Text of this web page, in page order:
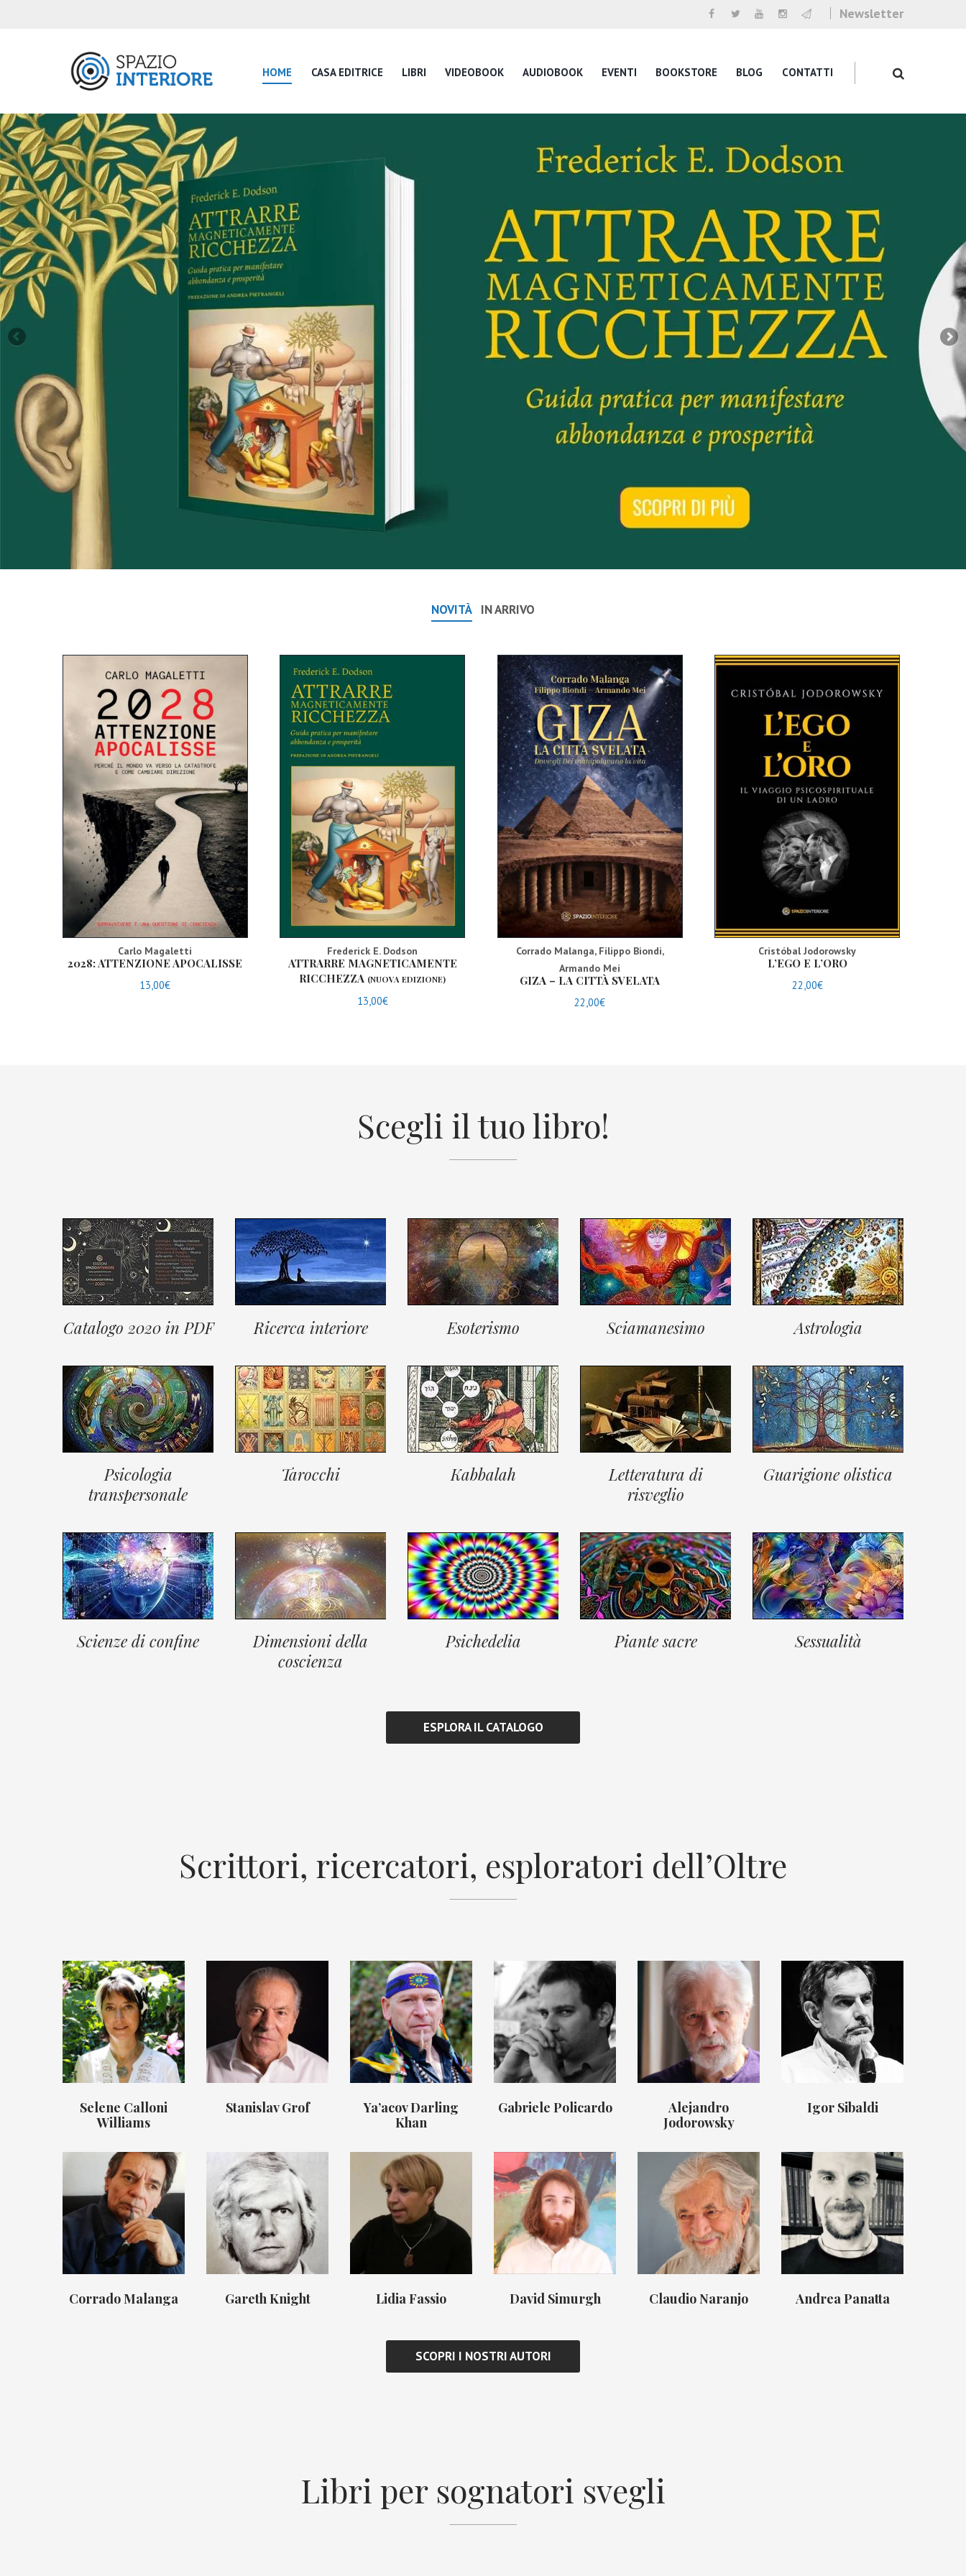
Newsletter
HOME CASA EDITRICE LIBRI VIDEOBOOK AUDIOBOOK EVENTI BOOKSTORE BLOG CONTATTI
NOVITÀ IN ARRIVO
Carlo Magaletti
2028: ATTENZIONE APOCALISSE
13,00€
Frederick E. Dodson
ATTRARRE MAGNETICAMENTE
RICCHEZZA (NUOVA EDIZIONE)
13,00€
Corrado Malanga, Filippo Biondi,
Armando Mei
GIZA – LA CITTÀ SVELATA
22,00€
Cristóbal Jodorowsky
L’EGO E L’ORO
22,00€
Scegli il tuo libro!
Catalogo 2020 in PDF Ricerca interiore Esoterismo Sciamanesimo Astrologia
Psicologia
transpersonale
Tarocchi Kabbalah
Letteratura di
risveglio
Guarigione olistica
Scienze di confine
Dimensioni della
coscienza
Psichedelia Piante sacre Sessualità
ESPLORA IL CATALOGO
Scrittori, ricercatori, esploratori dell’Oltre
Selene Calloni
Williams
Stanislav Grof
Ya’acov Darling
Khan
Gabriele Policardo
Alejandro
Jodorowsky
Igor Sibaldi
Corrado Malanga Gareth Knight Lidia Fassio David Simurgh Claudio Naranjo Andrea Panatta
SCOPRI I NOSTRI AUTORI
Libri per sognatori svegli